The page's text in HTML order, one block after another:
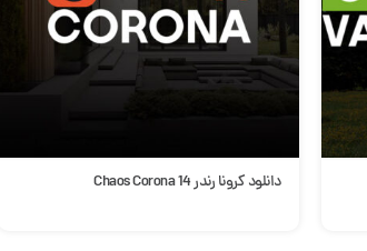
دانلود کرونا رندر 14 Chaos Corona